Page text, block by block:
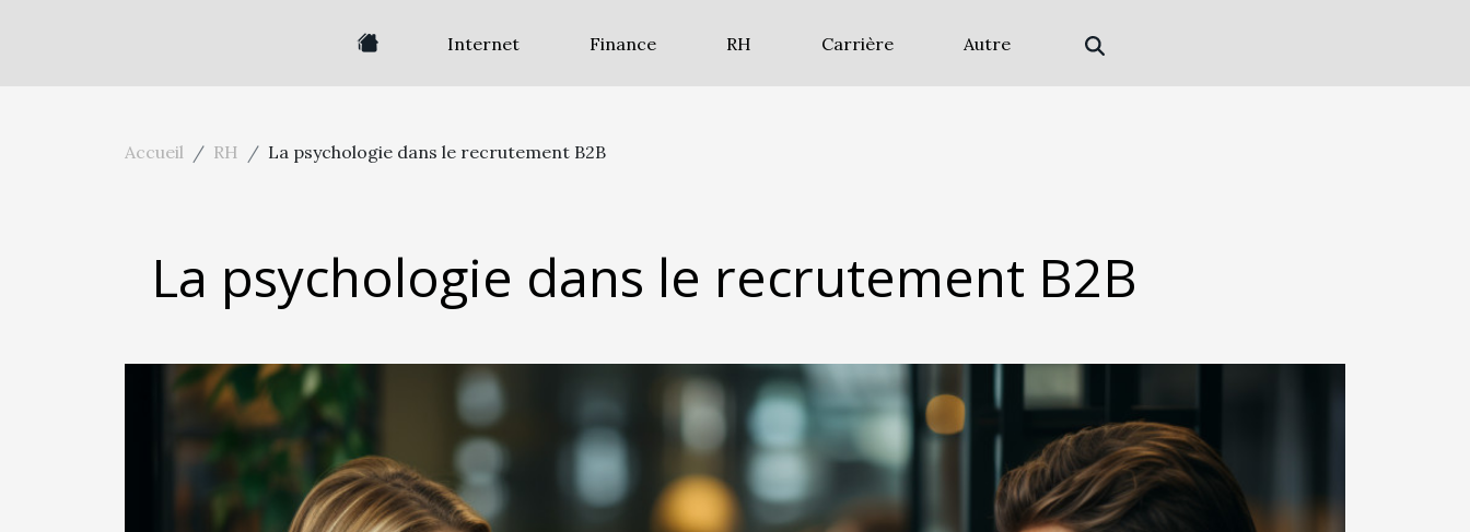
Internet Finance RH Carrière Autre
Accueil RH La psychologie dans le recrutement B2B
La psychologie dans le recrutement B2B